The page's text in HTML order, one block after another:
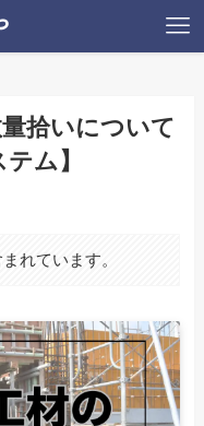
拾いについて
ム】
れています。